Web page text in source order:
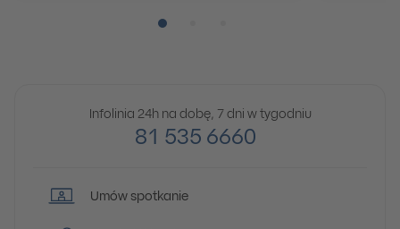
Infolinia 24h na dobę, 7 dni w tygodniu
81 535 6660
Umów spotkanie